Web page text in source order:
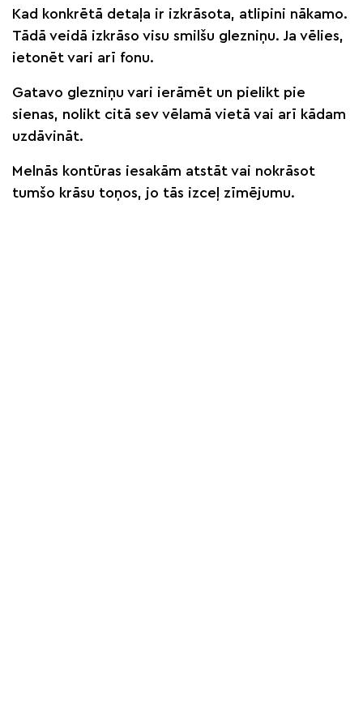
Kad konkrētā detaļa ir izkrāsota, atlipini nākamo.
Tādā veidā izkrāso visu smilšu glezniņu. Ja vēlies,
ietonēt vari arī fonu.
Gatavo glezniņu vari ierāmēt un pielikt pie
sienas, nolikt citā sev vēlamā vietā vai arī kādam
uzdāvināt.
Melnās kontūras iesakām atstāt vai nokrāsot
tumšo krāsu toņos, jo tās izceļ zīmējumu.